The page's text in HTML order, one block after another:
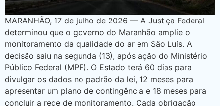
MARANHÃO, 17 de julho de 2026 — A Justiça Federal
determinou que o governo do Maranhão amplie o
monitoramento da qualidade do ar em São Luís. A
decisão saiu na segunda (13), após ação do Ministério
Público Federal (MPF). O Estado terá 60 dias para
divulgar os dados no padrão da lei, 12 meses para
apresentar um plano de contingência e 18 meses para
concluir a rede de monitoramento. Cada obrigação